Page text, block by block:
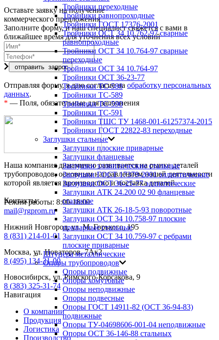
Оставьте заявку на получение
коммерческого предложения
Заполните форму, и наш специалист свяжется с вами в
ближайшее время для уточнения всех условий
Отправляя форму, я даю согласие на обработку персональных
данных.
* — Поля, обязательные для заполнения
Наша компания динамично развивается на рынке деталей
трубопроводов, основным направлением нашей деятельности
которой является производство и поставка деталей.
Контакты
Режим работы: 8:00-18:00
mail@rgprom.ru
Нижний Новгород, ул. М. Горького, 195
8 (831) 214-01-01
Москва, ул. Новаторов, 7Ак2
8 (495) 134-31-00
Новосибирск, ул. Римского-Корсакова, 9
8 (383) 325-31-74
Навигация
О компании
Продукция
Логистика
Производство
Тройники переходные
Тройники равнопроходные
Тройники ГОСТ 17376-2001
Тройники ОСТ 34 10.762-97 сварные
равнопроходные
Тройники ОСТ 34 10.764-97 сварные
переходные
Тройники ОСТ 34 10.764-97
Тройники ОСТ 36-23-77
Тройники ТС-588
Тройники ТС-589
Тройники ТС-590
Тройники ТС-591
Тройники ТШС ТУ 1468-001-61257374-2015
Тройники ГОСТ 22822-83 переходные
Заглушки стальные
Заглушки плоские приварные
Заглушки фланцевые
Заглушки эллиптические стальные
Заглушки ГОСТ 17379-2001 эллиптические
Заглушки ОСТ 36-25-77 эллиптические
Заглушки АТК 24.200 02 90 фланцевые
стальные
Заглушки АТК 26-18-5-93 поворотные
Заглушки ОСТ 34 10.758-97 плоские
приварные стальные
Заглушки ОСТ 34 10.759-97 с ребрами
плоские приварные
Штуцера металлические
Опоры трубопроводов
Опоры подвижные
Опоры хомутовые
Опоры неподвижные
Опоры подвесные
Опоры ГОСТ 14911-82 (ОСТ 36-94-83)
подвижные
Опоры ТУ-04698606-001-04 неподвижные
Опоры ОСТ 36-146-88 стальных